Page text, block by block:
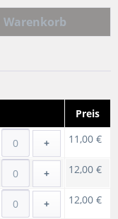
Warenkorb
Preis
+ 11,00 €
+ 12,00 €
+ 12,00 €